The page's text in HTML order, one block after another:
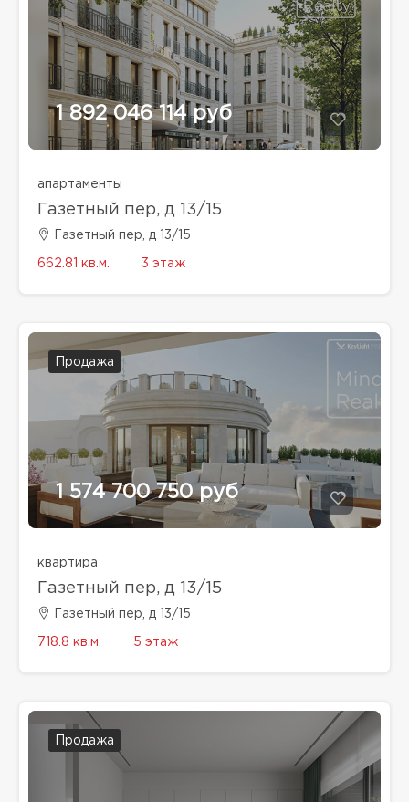
1 892 046 114 руб
апартаменты
Газетный пер, д 13/15
Газетный пер, д 13/15
662.81 кв.м. 3 этаж
Продажа
1 574 700 750 руб
квартира
Газетный пер, д 13/15
Газетный пер, д 13/15
718.8 кв.м. 5 этаж
Продажа